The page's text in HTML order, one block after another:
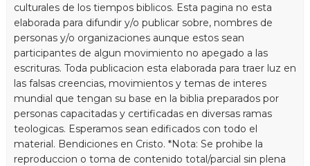
culturales de los tiempos biblicos. Esta pagina no esta
elaborada para difundir y/o publicar sobre, nombres de
personas y/o organizaciones aunque estos sean
participantes de algun movimiento no apegado a las
escrituras. Toda publicacion esta elaborada para traer luz en
las falsas creencias, movimientos y temas de interes
mundial que tengan su base en la biblia preparados por
personas capacitadas y certificadas en diversas ramas
teologicas. Esperamos sean edificados con todo el
material. Bendiciones en Cristo. *Nota: Se prohibe la
reproduccion o toma de contenido total/parcial sin plena